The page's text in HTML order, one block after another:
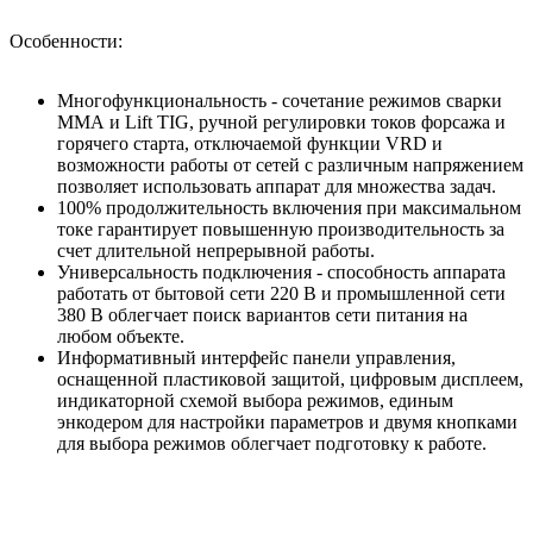
Особенности:
Многофункциональность - сочетание режимов сварки
ММА и Lift TIG, ручной регулировки токов форсажа и
горячего старта, отключаемой функции VRD и
возможности работы от сетей с различным напряжением
позволяет использовать аппарат для множества задач.
100% продолжительность включения при максимальном
токе гарантирует повышенную производительность за
счет длительной непрерывной работы.
Универсальность подключения - способность аппарата
работать от бытовой сети 220 В и промышленной сети
380 В облегчает поиск вариантов сети питания на
любом объекте.
Информативный интерфейс панели управления,
оснащенной пластиковой защитой, цифровым дисплеем,
индикаторной схемой выбора режимов, единым
энкодером для настройки параметров и двумя кнопками
для выбора режимов облегчает подготовку к работе.